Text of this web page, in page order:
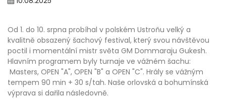
Od 1. do 10. srpna probíhal v polském Ustroňu velký a
kvalitně obsazený šachový festival, který svou návštěvou
poctil i momentální mistr světa GM Dommaraju Gukesh.
Hlavním programem byly turnaje ve vážném šachu:
Masters, OPEN "A", OPEN "B" a OPEN "C". Hrály se vážným
tempem 90 min + 30 s/tah. Naše orlovská a bohumínská
výprava si dařila následovně.